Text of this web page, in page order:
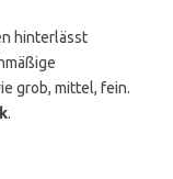
hinterlässt
grob, mittel, fein.
.